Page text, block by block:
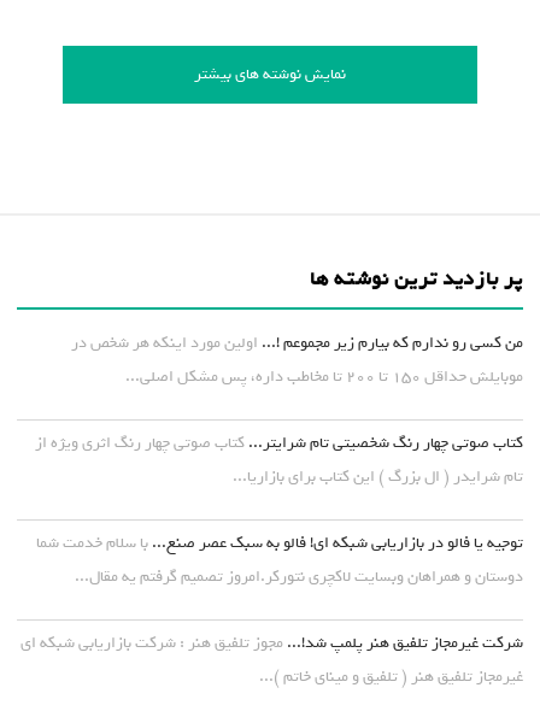
نمایش نوشته های بیشتر
پر بازدید ترین نوشته ها
من کسی رو ندارم که بیارم زیر مجموعم !... اولین مورد اینکه هر شخص در
موبایلش حداقل ۱۵۰ تا ۲۰۰ تا مخاطب داره، پس مشکل اصلی...
کتاب صوتی چهار رنگ شخصیتی تام شرایتر... کتاب صوتی چهار رنگ اثری ویژه از
تام شرایدر ( ال بزرگ ) این کتاب برای بازاریا...
توجیه یا فالو در بازاریابی شبکه ای! فالو به سبک عصر صنع... با سلام خدمت شما
دوستان و همراهان وبسایت لاکچری نتورکر.امروز تصمیم گرفتم یه مقال...
شرکت غیرمجاز تلفیق هنر پلمپ شد!... مجوز تلفیق هنر : شرکت بازاریابی شبکه ای
غیرمجاز تلفیق هنر ( تلفیق و مینای خاتم )...